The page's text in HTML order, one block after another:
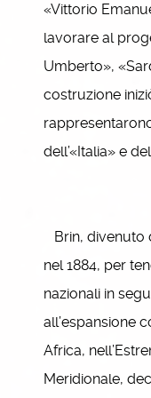
«Vittorio
lavorare al
Umberto»,
costruzione
dell’«Italia» e
Brin, divenuto
nel 1884, per
nazionali in
all’espansione
Africa,
Meridionale,